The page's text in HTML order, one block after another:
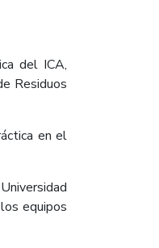
del ICA,
Residuos
en el
equipos